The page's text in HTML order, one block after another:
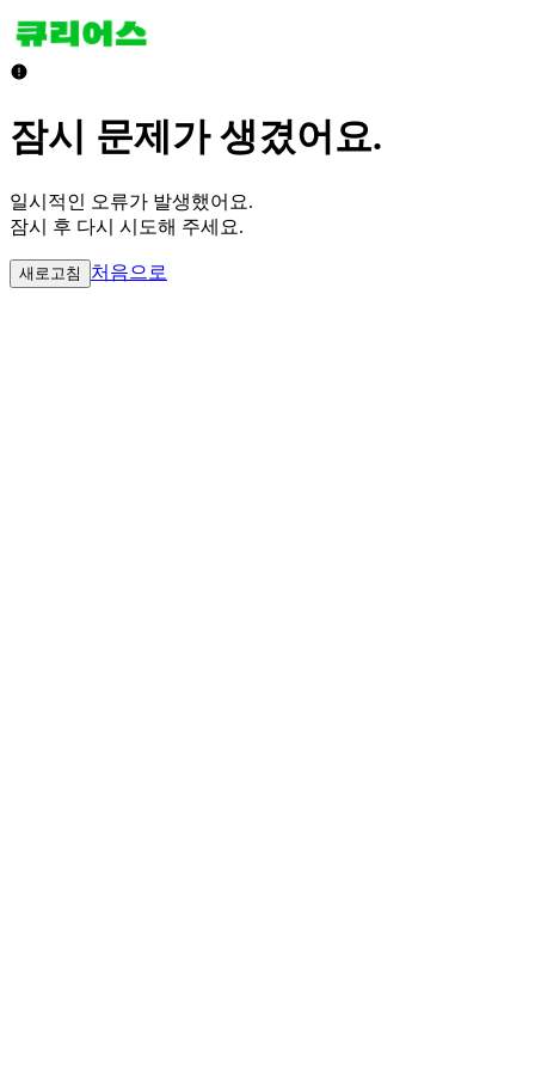
잠시 문제가 생겼어요.
일시적인 오류가 발생했어요.
잠시 후 다시 시도해 주세요.
새로고침 처음으로